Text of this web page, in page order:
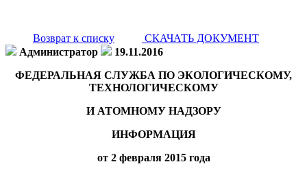
Возврат к списку
СКАЧАТЬ ДОКУМЕНТ
Администратор
19.11.2016
ФЕДЕРАЛЬНАЯ СЛУЖБА ПО ЭКОЛОГИЧЕСКОМУ,
ТЕХНОЛОГИЧЕСКОМУ
И АТОМНОМУ НАДЗОРУ
ИНФОРМАЦИЯ
от 2 февраля 2015 года